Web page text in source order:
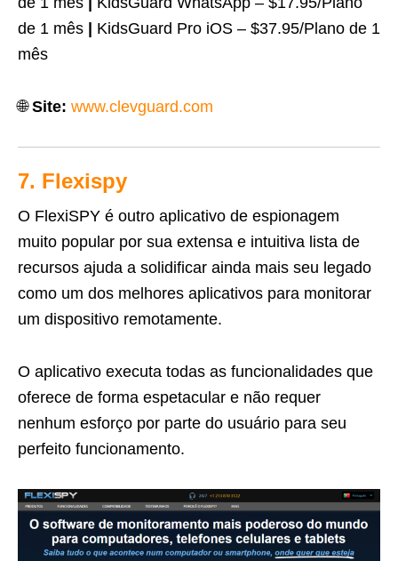
de 1 mês | KidsGuard Pro iOS – $37.95/Plano de 1
mês
🌐Site: www.clevguard.com
7. Flexispy
O FlexiSPY é outro aplicativo de espionagem
muito popular por sua extensa e intuitiva lista de
recursos ajuda a solidificar ainda mais seu legado
como um dos melhores aplicativos para monitorar
um dispositivo remotamente.
O aplicativo executa todas as funcionalidades que
oferece de forma espetacular e não requer
nenhum esforço por parte do usuário para seu
perfeito funcionamento.